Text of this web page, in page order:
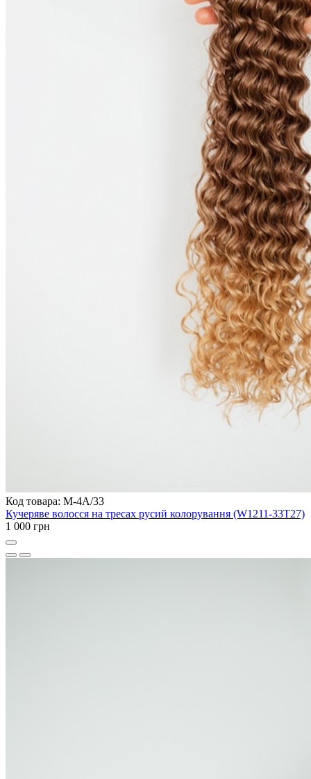
Код товара: M-4A/33
Кучеряве волосся на тресах русий колорування (W1211-33T27)
1 000 грн